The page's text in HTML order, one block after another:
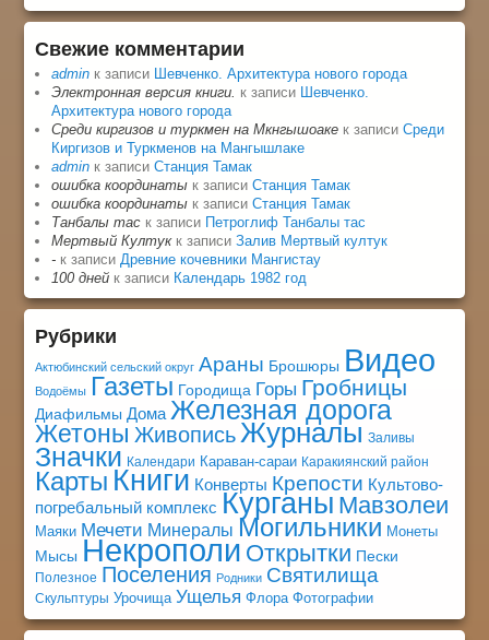
Свежие комментарии
admin к записи Шевченко. Архитектура нового города
Электронная версия книги. к записи Шевченко.
Архитектура нового города
Среди киргизов и туркмен на Мкнгышоаке к записиСреди
Киргизов и Туркменов на Мангышлаке
admin к записиСтанция Тамак
ошибка координаты к записиСтанция Тамак
ошибка координаты к записиСтанция Тамак
Танбалы тас к записи Петроглиф Танбалы тас
Мертвый Култукк записиЗалив Мертвый култук
- к записи Древние кочевники Мангистау
100 дней к записи Календарь 1982 год
Рубрики
Актюбинский сельский округ Араны Брошюры Видео
Водоёмы Газеты Городища Горы Гробницы
Диафильмы Дома Железная дорога
Жетоны Живопись Журналы Заливы
Значки Календари Караван-сараи Каракиянский район
Карты Книги Конверты Крепости Культово-
погребальный комплекс Курганы Мавзолеи
Маяки Мечети Минералы Могильники Монеты
Мысы Некрополи Открытки Пески
Полезное Поселения Родники Святилища
Скульптуры Урочища Ущелья Флора Фотографии